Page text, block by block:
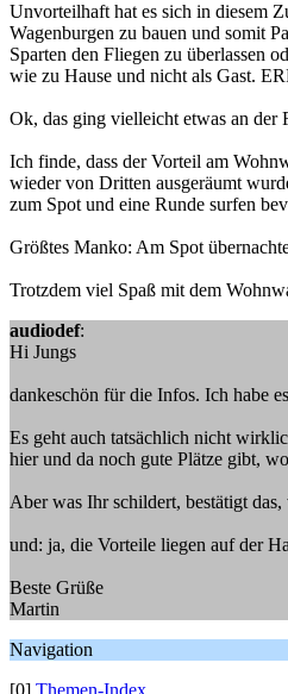
Unvorteilhaft hat es sich in diesem
Wagenburgen zu bauen und somit
Sparten den Fliegen zu überlassen
wie zu Hause und nicht als Gast.
Ok, das ging vielleicht etwas an der
Ich finde, dass der Vorteil am
wieder von Dritten ausgeräumt
zum Spot und eine Runde surfen
Größtes Manko: Am Spot
Trotzdem viel Spaß mit dem
audiodef:
Hi Jungs
dankeschön für die Infos. Ich habe
Es geht auch tatsächlich nicht
hier und da noch gute Plätze gibt,
Aber was Ihr schildert, bestätigt
und: ja, die Vorteile liegen auf der
Beste Grüße
Martin
Navigation
[0] Themen-Index